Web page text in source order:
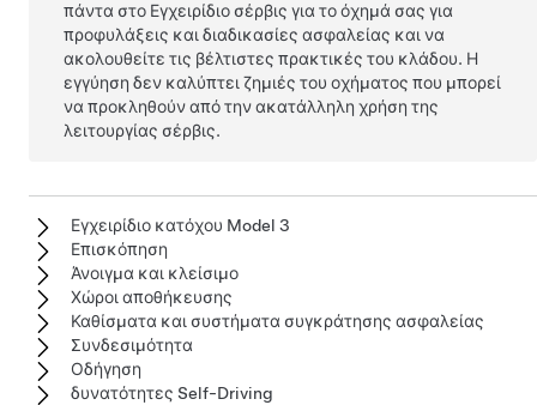
πάντα στο Εγχειρίδιο σέρβις για το όχημά σας για
προφυλάξεις και διαδικασίες ασφαλείας και να
ακολουθείτε τις βέλτιστες πρακτικές του κλάδου. Η
εγγύηση δεν καλύπτει ζημιές του οχήματος που μπορεί
να προκληθούν από την ακατάλληλη χρήση της
λειτουργίας σέρβις.
Εγχειρίδιο κατόχου Model 3
Επισκόπηση
Άνοιγμα και κλείσιμο
Χώροι αποθήκευσης
Καθίσματα και συστήματα συγκράτησης ασφαλείας
Συνδεσιμότητα
Οδήγηση
δυνατότητες Self-Driving